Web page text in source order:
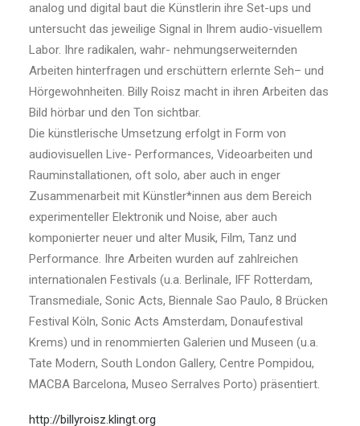
analog und digital baut die Künstlerin ihre Set-ups und
untersucht das jeweilige Signal in Ihrem audio-visuellem
Labor. Ihre radikalen, wahr- nehmungserweiternden
Arbeiten hinterfragen und erschüttern erlernte Seh– und
Hörgewohnheiten. Billy Roisz macht in ihren Arbeiten das
Bild hörbar und den Ton sichtbar.
Die künstlerische Umsetzung erfolgt in Form von
audiovisuellen Live- Performances, Videoarbeiten und
Rauminstallationen, oft solo, aber auch in enger
Zusammenarbeit mit Künstler*innen aus dem Bereich
experimenteller Elektronik und Noise, aber auch
komponierter neuer und alter Musik, Film, Tanz und
Performance. Ihre Arbeiten wurden auf zahlreichen
internationalen Festivals (u.a. Berlinale, IFF Rotterdam,
Transmediale, Sonic Acts, Biennale Sao Paulo, 8 Brücken
Festival Köln, Sonic Acts Amsterdam, Donaufestival
Krems) und in renommierten Galerien und Museen (u.a.
Tate Modern, South London Gallery, Centre Pompidou,
MACBA Barcelona, Museo Serralves Porto) präsentiert.
http://billyroisz.klingt.org